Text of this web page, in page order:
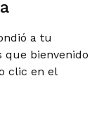
a tu
que bienvenido
clic en el